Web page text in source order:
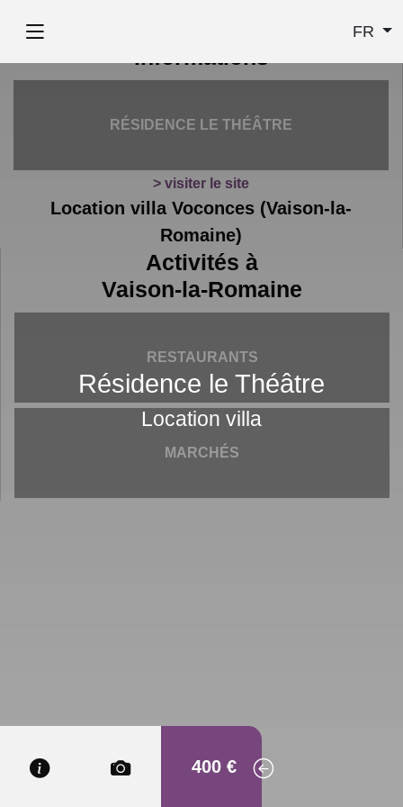
FR
Résidence le Théâtre
Location villa
400 €
Informations
RÉSIDENCE LE THÉÂTRE
> visiter le site
Location villa Voconces (Vaison-la-
Romaine)
Activités à
Vaison-la-Romaine
RESTAURANTS
MARCHÉS